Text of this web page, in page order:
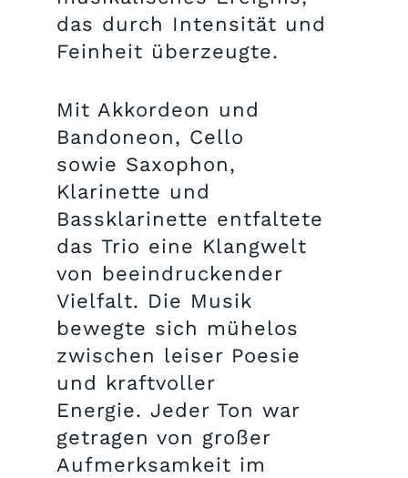
das durch Intensität und
Feinheit überzeugte.
Mit Akkordeon und
Bandoneon, Cello
sowie Saxophon,
Klarinette und
Bassklarinette entfaltete
das Trio eine Klangwelt
von beeindruckender
Vielfalt. Die Musik
bewegte sich mühelos
zwischen leiser Poesie
und kraftvoller
Energie. Jeder Ton war
getragen von großer
Aufmerksamkeit im